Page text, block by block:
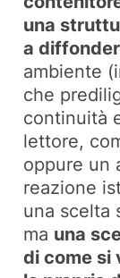
una
a
ambiente
che
continuità
lettore,
oppure un
reazione
una scelta
ma una
di come si